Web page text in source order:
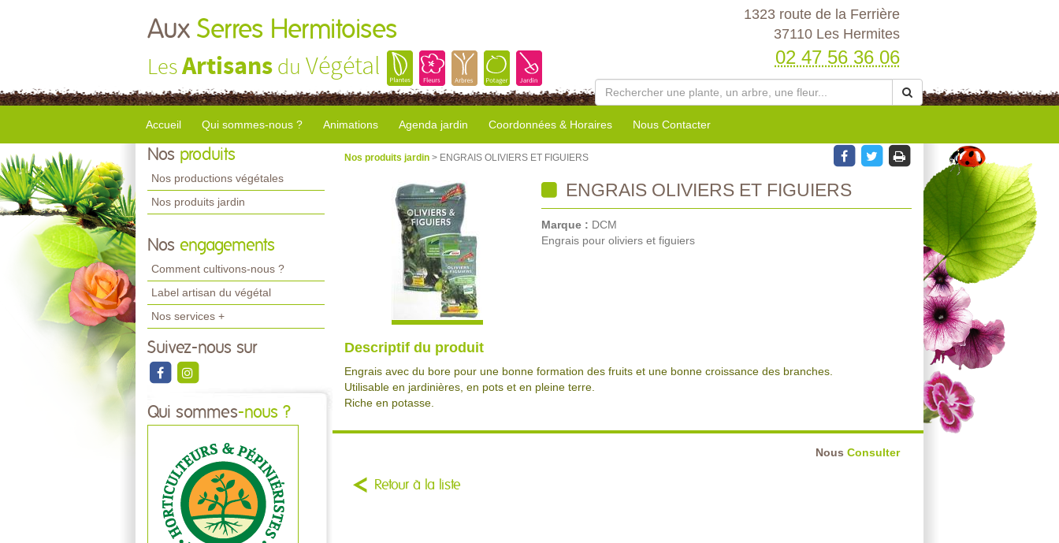
Aux Serres Hermitoises
LesArtisans du Végétal
1323 route de la Ferrière
37110 Les Hermites
02 47 56 36 06
Accueil Qui sommes-nous ? Animations Agenda jardin Coordonnées & Horaires Nous Contacter
Nos produits
Nos productions végétales
Nos produits jardin
Nos engagements
Comment cultivons-nous ?
Label artisan du végétal
Nos services +
Suivez-nous sur
Qui sommes-nous ?
Nos produits jardin > ENGRAIS OLIVIERS ET FIGUIERS
ENGRAIS OLIVIERS ET FIGUIERS
Marque : DCM
Engrais pour oliviers et figuiers
Descriptif du produit
Engrais avec du bore pour une bonne formation des fruits et une bonne croissance des branches.
Utilisable en jardinières, en pots et en pleine terre.
Riche en potasse.
Nous Consulter
Retour à la liste